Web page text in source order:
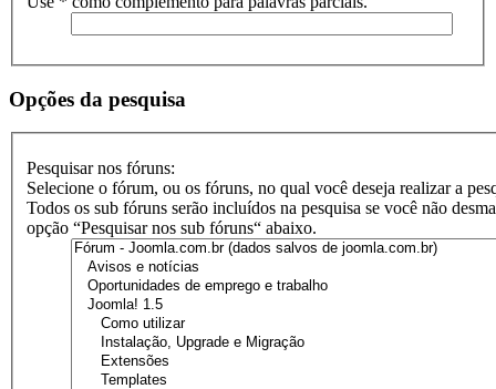
Opções da pesquisa
Pesquisar nos fóruns:
Selecione o fórum, ou os fóruns, no qual você deseja realizar a
Todos os sub fóruns serão incluídos na pesquisa se você não
opção “Pesquisar nos sub fóruns“ abaixo.